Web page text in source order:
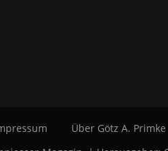
Über Götz A. Primke